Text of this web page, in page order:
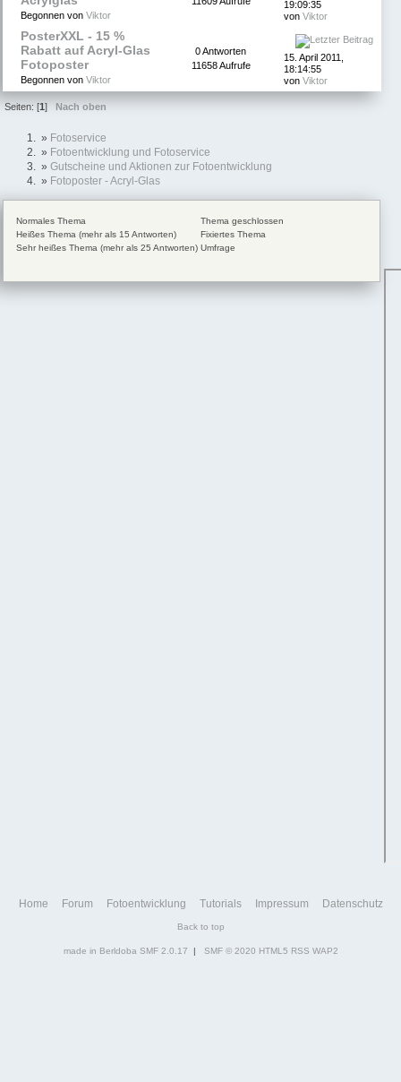
Begonnen von Viktor
19:09:35
von Viktor
PosterXXL - 15 %
Rabatt auf Acryl-Glas
Fotoposter
Begonnen von Viktor
0 Antworten
11658 Aufrufe
15. April 2011,
18:14:55
von Viktor
Seiten: [1] Nach oben
» Fotoservice
» Fotoentwicklung und Fotoservice
» Gutscheine und Aktionen zur Fotoentwicklung
» Fotoposter - Acryl-Glas
Normales Thema
Heißes Thema (mehr als 15 Antworten)
Sehr heißes Thema (mehr als 25 Antworten)
Thema geschlossen
Fixiertes Thema
Umfrage
Home Forum Fotoentwicklung Tutorials Impressum Datenschutz
Back to top
made in Berldoba SMF 2.0.17 | SMF © 2020 HTML5 RSS WAP2